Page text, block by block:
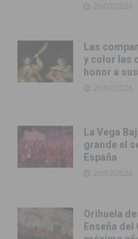
20/07/2026
Las
y color las
honor a
20/07/2026
La Vega
grande el
España
20/07/2026
Orihuela
Enseña del